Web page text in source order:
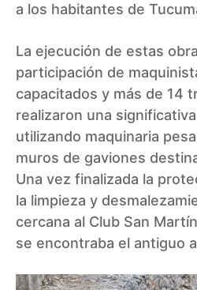
a los habitantes de
La ejecución de estas
participación de
capacitados y más de 14
realizaron una
utilizando maquinaria
muros de gaviones
Una vez finalizada la
la limpieza y
cercana al Club San
se encontraba el antiguo